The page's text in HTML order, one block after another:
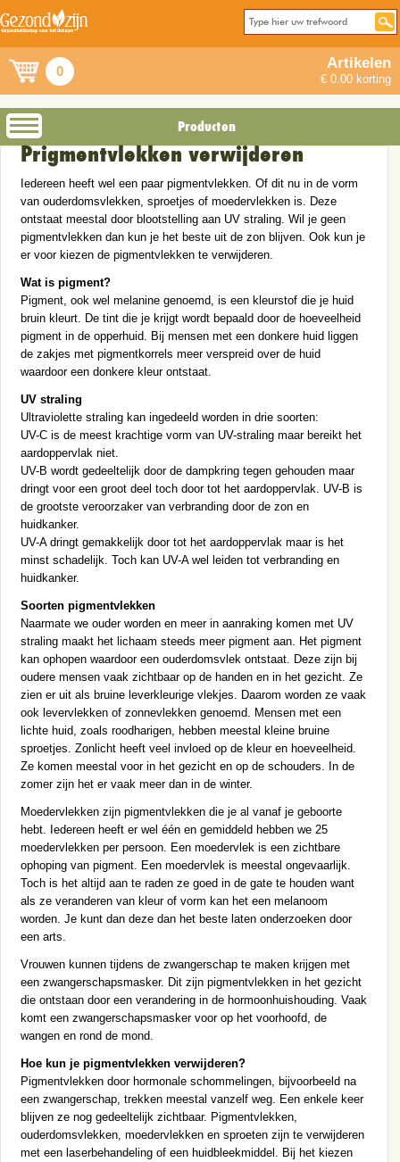
0 Artikelen
€ 0.00 korting
Producten
Prigmentvlekken verwijderen
Iedereen heeft wel een paar pigmentvlekken. Of dit nu in de vorm
van ouderdomsvlekken, sproetjes of moedervlekken is. Deze
ontstaat meestal door blootstelling aan UV straling. Wil je geen
pigmentvlekken dan kun je het beste uit de zon blijven. Ook kun je
er voor kiezen de pigmentvlekken te verwijderen.
Wat is pigment?
Pigment, ook wel melanine genoemd, is een kleurstof die je huid
bruin kleurt. De tint die je krijgt wordt bepaald door de hoeveelheid
pigment in de opperhuid. Bij mensen met een donkere huid liggen
de zakjes met pigmentkorrels meer verspreid over de huid
waardoor een donkere kleur ontstaat.
UV straling
Ultraviolette straling kan ingedeeld worden in drie soorten:
UV-C is de meest krachtige vorm van UV-straling maar bereikt het
aardoppervlak niet.
UV-B wordt gedeeltelijk door de dampkring tegen gehouden maar
dringt voor een groot deel toch door tot het aardoppervlak. UV-B is
de grootste veroorzaker van verbranding door de zon en
huidkanker.
UV-A dringt gemakkelijk door tot het aardoppervlak maar is het
minst schadelijk. Toch kan UV-A wel leiden tot verbranding en
huidkanker.
Soorten pigmentvlekken
Naarmate we ouder worden en meer in aanraking komen met UV
straling maakt het lichaam steeds meer pigment aan. Het pigment
kan ophopen waardoor een ouderdomsvlek ontstaat. Deze zijn bij
oudere mensen vaak zichtbaar op de handen en in het gezicht. Ze
zien er uit als bruine leverkleurige vlekjes. Daarom worden ze vaak
ook levervlekken of zonnevlekken genoemd. Mensen met een
lichte huid, zoals roodharigen, hebben meestal kleine bruine
sproetjes. Zonlicht heeft veel invloed op de kleur en hoeveelheid.
Ze komen meestal voor in het gezicht en op de schouders. In de
zomer zijn het er vaak meer dan in de winter.
Moedervlekken zijn pigmentvlekken die je al vanaf je geboorte
hebt. Iedereen heeft er wel één en gemiddeld hebben we 25
moedervlekken per persoon. Een moedervlek is een zichtbare
ophoping van pigment. Een moedervlek is meestal ongevaarlijk.
Toch is het altijd aan te raden ze goed in de gate te houden want
als ze veranderen van kleur of vorm kan het een melanoom
worden. Je kunt dan deze dan het beste laten onderzoeken door
een arts.
Vrouwen kunnen tijdens de zwangerschap te maken krijgen met
een zwangerschapsmasker. Dit zijn pigmentvlekken in het gezicht
die ontstaan door een verandering in de hormoonhuishouding. Vaak
komt een zwangerschapsmasker voor op het voorhoofd, de
wangen en rond de mond.
Hoe kun je pigmentvlekken verwijderen?
Pigmentvlekken door hormonale schommelingen, bijvoorbeeld na
een zwangerschap, trekken meestal vanzelf weg. Een enkele keer
blijven ze nog gedeeltelijk zichtbaar. Pigmentvlekken,
ouderdomsvlekken, moedervlekken en sproeten zijn te verwijderen
met een laserbehandeling of een huidbleekmiddel. Bij het kiezen